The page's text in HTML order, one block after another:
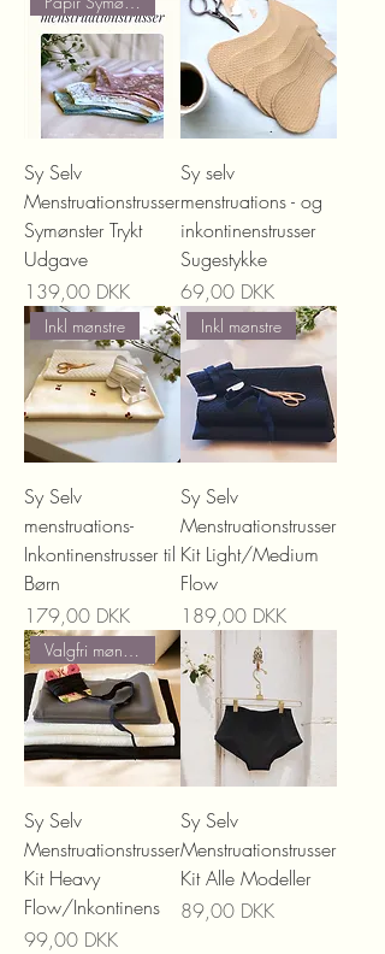
Sy Selv
Menstruationstrusser
Symønster Trykt
Udgave
Precio
139,00 DKK
Sy selv
menstruations - og
inkontinenstrusser
Sugestykke
Precio
69,00 DKK
Inkl mønstre
Sy Selv
menstruations-
Inkontinenstrusser til
Børn
Precio
179,00 DKK
Inkl mønstre
Sy Selv
Menstruationstrusser
Kit Light/Medium
Flow
Precio
189,00 DKK
Sy Selv
Menstruationstrusser
Kit Heavy
Flow/Inkontinens
Precio
99,00 DKK
Sy Selv
Menstruationstrusser
Kit Alle Modeller
Precio
89,00 DKK